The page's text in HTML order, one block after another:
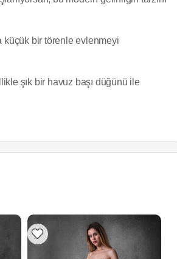
küçük bir törenle evlenmeyi
şık bir havuz başı düğünü ile